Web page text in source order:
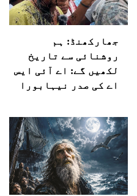
جھارکھنڈ: ہم
روشنائی سے تاریخ
لکھیں گے: اے آئی ایس
اے کی صدر نیہابورا